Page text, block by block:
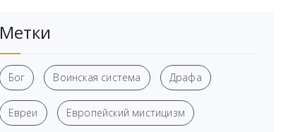
Метки
Бог Воинская система Драфа
Евреи Европейский мистицизм